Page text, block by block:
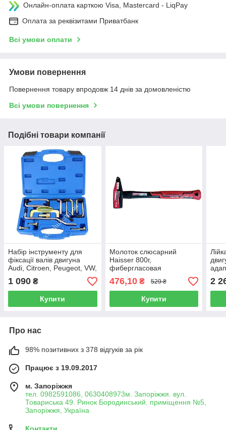
Онлайн-оплата карткою Visa, Mastercard - LiqPay
Оплата за реквізитами Приватбанк
Всі умови оплати
Умови повернення
Повернення товару впродовж 14 днів за домовленістю
Всі умови повернення
Подібні товари компанії
Набір інструменту для
фіксації валів двигуна
Audi, Citroen, Peugeot, VW,
Volvo 13 предметів
ROCKFORCE RF-913G3
1 090 ₴
Купити
Молоток слюсарний
Haisser 800г,
фибергласовая
обгумована рукоятка
89467 (44087)
476,10₴ 529 ₴
Купити
2
Про нас
98% позитивних з 378 відгуків за рік
Працює з 19.09.2017
м. Запоріжжя
тел. 0982591086, 0630408973м. Запоріжжя. вул.
Товариська 49. Ринок Бородинський. приміщення №5,
Запоріжжя, Україна